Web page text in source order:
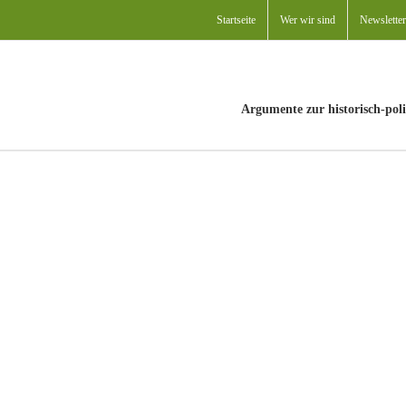
Startseite Wer wir sind Newsletter
Argumente zur historisch-